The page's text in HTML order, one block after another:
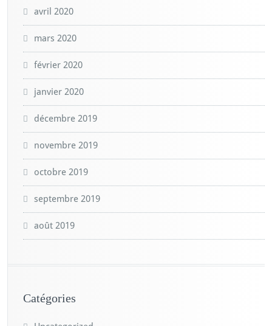
avril 2020
mars 2020
février 2020
janvier 2020
décembre 2019
novembre 2019
octobre 2019
septembre 2019
août 2019
Catégories